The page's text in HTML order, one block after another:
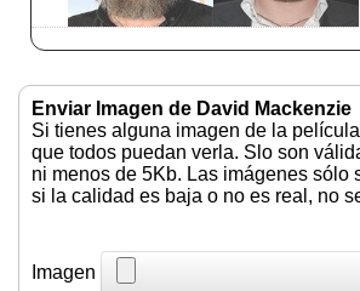
Enviar Imagen de David Mackenzie
Si tienes alguna imagen de la
que todos puedan verla. Slo son
ni menos de 5Kb. Las imágenes
si la calidad es baja o no es real, no
Imagen